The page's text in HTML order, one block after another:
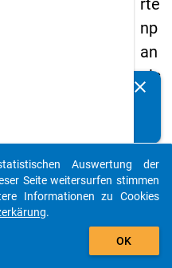
rte
np
an
els
-
ers
te
clear
auto_stories
add_shopping_cart
Auswertung der
Seite weitersurfen stimmen
Informationen zu Cookies
.
OK